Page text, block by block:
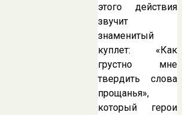
этого действия
звучит
знаменитый
куплет: «Как
грустно мне
твердить слова
прощанья»,
который герои